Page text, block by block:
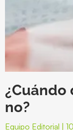
¿Cuándo
no?
Equipo Editorial